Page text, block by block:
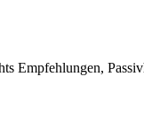
Empfehlungen,